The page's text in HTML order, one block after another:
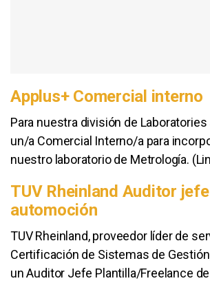
Applus+ Comercial interno
Para nuestra división de
un/a Comercial Interno/a para
nuestro laboratorio de Metrología.
TUV Rheinland Auditor
automoción
TUV Rheinland, proveedor líder de
Certificación de Sistemas de
un Auditor Jefe Plantilla/Freelance de